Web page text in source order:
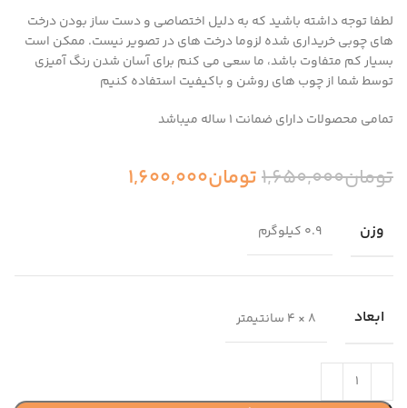
لطفا توجه داشته باشید که به دلیل اختصاصی و دست ساز بودن درخت
های چوبی خریداری شده لزوما درخت های در تصویر نیست. ممکن است
بسیار کم متفاوت باشد، ما سعی می کنم برای آسان شدن رنگ آمیزی
توسط شما از چوب های روشن و باکیفیت استفاده کنیم
تمامی محصولات دارای ضمانت ۱ ساله میباشد
تومان1,650,000تومان1,600,000
وزن 0.9 کیلوگرم
ابعاد 8 × 4 سانتیمتر